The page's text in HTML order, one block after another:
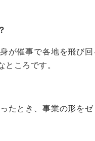
が催事で各地を飛び
ところです。
たとき、事業の形を